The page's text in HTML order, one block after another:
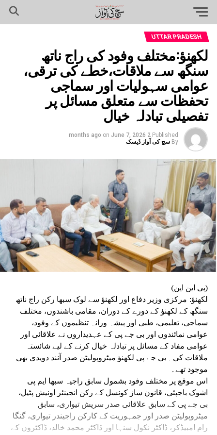
UTTAR PRADESH
لکھنؤ:مختلف وفود کی راج ناتھ
سنگھ سے ملاقات،خطے کی ترقی،
عوامی سہولیات اور سماجی
تحفظات سے متعلق مسائل پر
تفصیلی تبادلہ خیال
Published
2 months ago
on June 7, 2026
By سچ کی آواز ڈیسک
(پی این این)
لکھنؤ: مرکزی وزیر دفاع اور لکھنؤ سے لوک سبھا رکن راج ناتھ
سنگھ کے لکھنؤ کے دورے کے دوران، مقامی باشندوں، مختلف
سماجی، تعلیمی، طبی اور پیشہ ورانہ تنظیموں کے وفود،
عوامی نمائندوں اور بی جے پی کے عہدیداروں نے علاقائی اور
عوامی مفاد کے مسائل پر تبادلہ خیال کرنے کے لیے شائستہ
ملاقات کی۔ بی جے پی لکھنؤ میٹروپولیٹن صدر آنند دویدی بھی
موجود تھے۔
اس موقع پر مختلف وفود بشمول سابق راجیہ سبھا ایم پی
اشوک باجپئی، قانون ساز کونسل کے رکن انجینئر اونیش پٹیل،
بی جے پی کے سابق علاقائی صدر سریش تیواری، سابق
میٹروپولیٹن صدر اور جمہوریت کے کارکن راجیندر تیواری، گنگا
رام امبیڈکر، ڈاکٹر نکول سنہا اور ڈاکٹر محمد خالد، ڈاکٹروں کے